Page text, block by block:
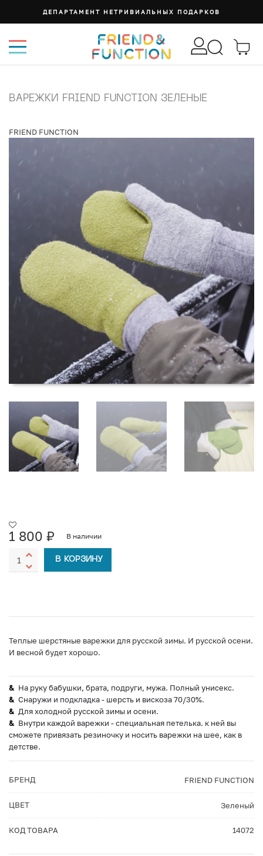
ДЕПАРТАМЕНТ НЕТРИВИАЛЬНЫХ ПОДАРКОВ
ВАРЕЖКИ FRIEND FUNCTION ЗЕЛЕНЫЕ
FRIEND FUNCTION
1 800 ₽ В наличии
В КОРЗИНУ
Теплые шерстяные варежки для русской зимы. И русской осени.
И весной будет хорошо.
На руку бабушки, брата, подруги, мужа. Полный унисекс.
Снаружи и подкладка - шерсть и вискоза 70/30%.
Для холодной русской зимы и осени.
Внутри каждой варежки - специальная петелька. к ней вы
сможете привязать резиночку и носить варежки на шее, как в
детстве.
БРЕНД FRIEND FUNCTION
ЦВЕТ Зеленый
КОД ТОВАРА 14072